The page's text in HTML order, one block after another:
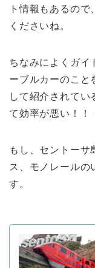
ト情報もあるの
くださいね。
ちなみによくガイ
ーブルカーのこと
して紹介されてい
て効率が悪い！！
もし、セントー
ス、モノレールの
す。